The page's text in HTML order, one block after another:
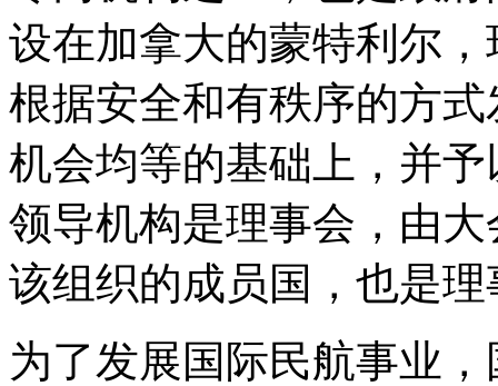
设在加拿大的蒙特利尔
根据安全和有秩序的方
机会均等的基础上，并
领导机构是理事会，由
该组织的成员国，也是
为了发展国际民航事业